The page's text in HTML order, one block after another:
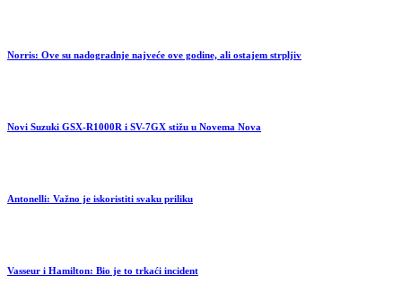
Norris: Ove su nadogradnje najveće ove godine, ali ostajem strpljiv
Novi Suzuki GSX-R1000R i SV-7GX stižu u Novema Nova
Antonelli: Važno je iskoristiti svaku priliku
Vasseur i Hamilton: Bio je to trkaći incident